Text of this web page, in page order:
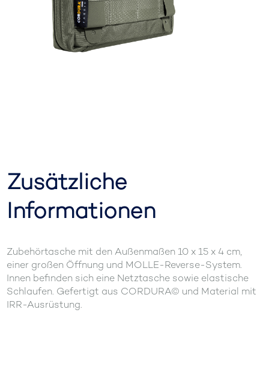
Zusätzliche
Informationen
Zubehörtasche mit den Außenmaßen 10 x 15 x 4 cm,
einer großen Öffnung und MOLLE-Reverse-System.
Innen befinden sich eine Netztasche sowie elastische
Schlaufen. Gefertigt aus CORDURA© und Material mit
IRR-Ausrüstung.